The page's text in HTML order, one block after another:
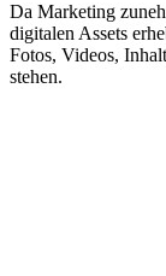
Da Marketing
digitalen Assets
Fotos, Videos,
stehen.